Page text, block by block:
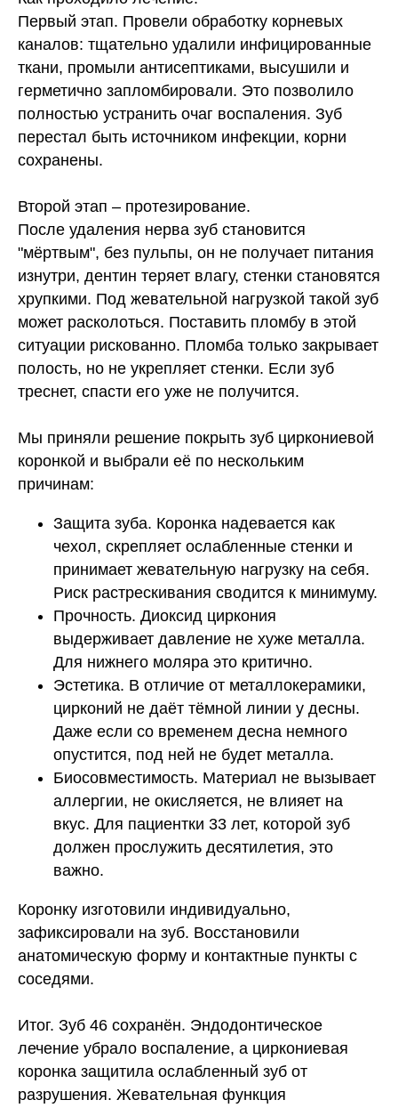
Первый этап. Провели обработку корневых
каналов: тщательно удалили инфицированные
ткани, промыли антисептиками, высушили и
герметично запломбировали. Это позволило
полностью устранить очаг воспаления. Зуб
перестал быть источником инфекции, корни
сохранены.
Второй этап – протезирование.
После удаления нерва зуб становится
"мёртвым", без пульпы, он не получает питания
изнутри, дентин теряет влагу, стенки становятся
хрупкими. Под жевательной нагрузкой такой зуб
может расколоться. Поставить пломбу в этой
ситуации рискованно. Пломба только закрывает
полость, но не укрепляет стенки. Если зуб
треснет, спасти его уже не получится.
Мы приняли решение покрыть зуб циркониевой
коронкой и выбрали её по нескольким
причинам:
Защита зуба. Коронка надевается как
чехол, скрепляет ослабленные стенки и
принимает жевательную нагрузку на себя.
Риск растрескивания сводится к минимуму.
Прочность. Диоксид циркония
выдерживает давление не хуже металла.
Для нижнего моляра это критично.
Эстетика. В отличие от металлокерамики,
цирконий не даёт тёмной линии у десны.
Даже если со временем десна немного
опустится, под ней не будет металла.
Биосовместимость. Материал не вызывает
аллергии, не окисляется, не влияет на
вкус. Для пациентки 33 лет, которой зуб
должен прослужить десятилетия, это
важно.
Коронку изготовили индивидуально,
зафиксировали на зуб. Восстановили
анатомическую форму и контактные пункты с
соседями.
Итог. Зуб 46 сохранён. Эндодонтическое
лечение убрало воспаление, а циркониевая
коронка защитила ослабленный зуб от
разрушения. Жевательная функция